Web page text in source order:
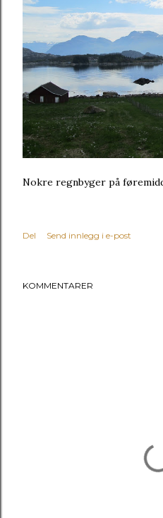
Nokre regnbyger på
Del Send innlegg i e-post
KOMMENTARER